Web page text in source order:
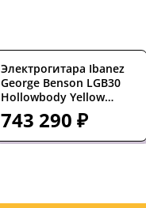
Электрогитара Ibanez
George Benson LGB30
Hollowbody Yellow
Vintage Sunburst с
кейсом
743 290 ₽